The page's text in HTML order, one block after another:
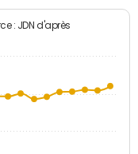
: JDN d'après